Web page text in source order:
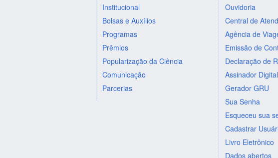
Institucional
Bolsas e Auxílios
Programas
Prêmios
Popularização da Ciência
Comunicação
Parcerias
Ouvidoria
Central de
Agência de
Emissão de
Declaração de
Assinador Digital
Gerador GRU
Sua Senha
Esqueceu sua
Cadastrar
Livro Eletrônico
Dados abertos